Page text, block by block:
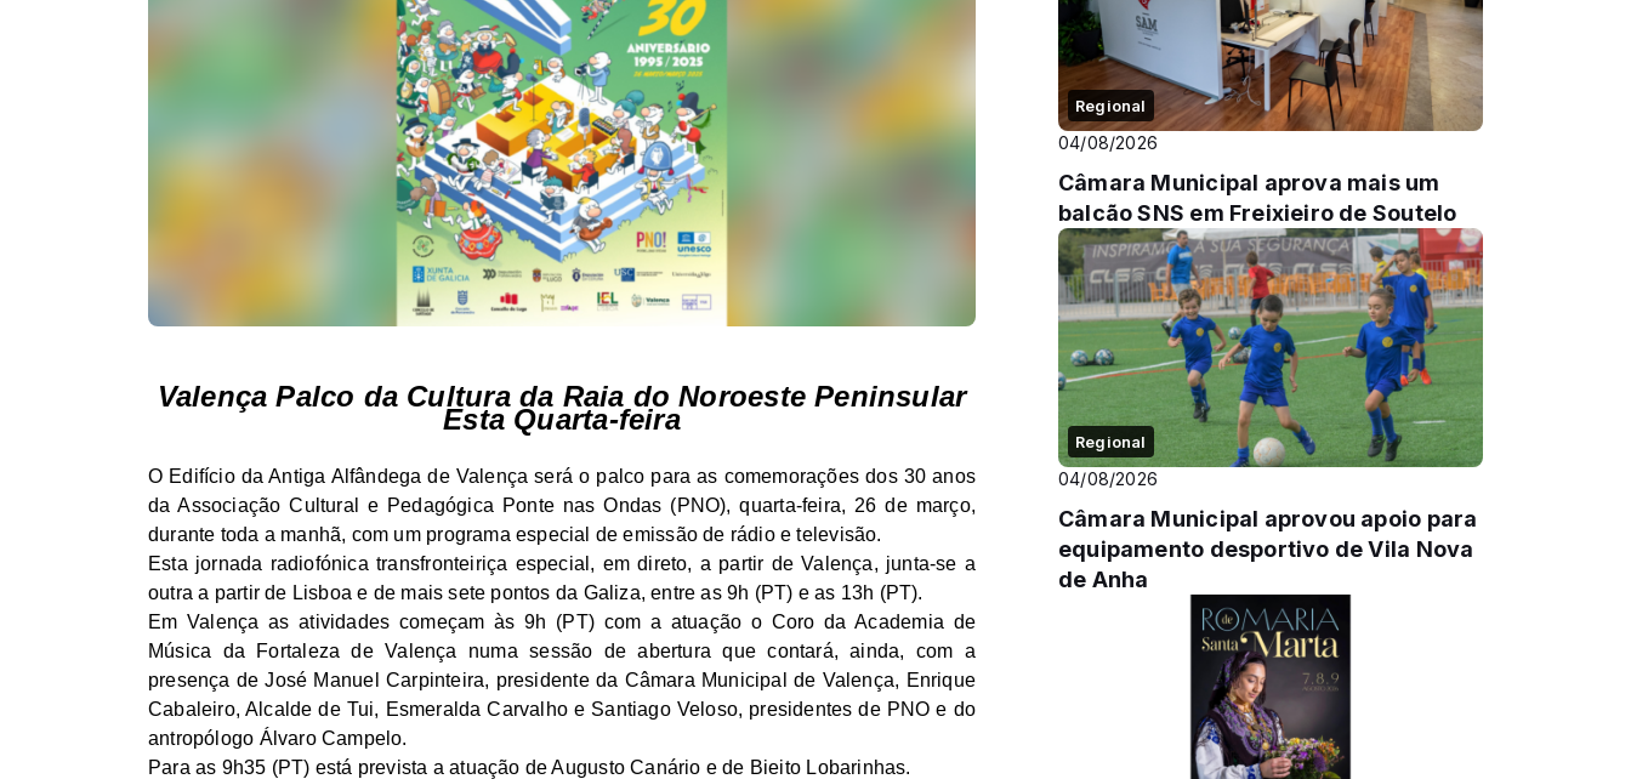
Valença Palco da Cultura da Raia do Noroeste Peninsular
Esta Quarta-feira
O Edifício da Antiga Alfândega de Valença será o palco para as comemorações dos 30 anos
da Associação Cultural e Pedagógica Ponte nas Ondas (PNO), quarta-feira, 26 de março,
durante toda a manhã, com um programa especial de emissão de rádio e televisão.
Esta jornada radiofónica transfronteiriça especial, em direto, a partir de Valença, junta-se a
outra a partir de Lisboa e de mais sete pontos da Galiza, entre as 9h (PT) e as 13h (PT).
Em Valença as atividades começam às 9h (PT) com a atuação o Coro da Academia de
Música da Fortaleza de Valença numa sessão de abertura que contará, ainda, com a
presença de José Manuel Carpinteira, presidente da Câmara Municipal de Valença, Enrique
Cabaleiro, Alcalde de Tui, Esmeralda Carvalho e Santiago Veloso, presidentes de PNO e do
antropólogo Álvaro Campelo.
Para as 9h35 (PT) está prevista a atuação de Augusto Canário e de Bieito Lobarinhas.
Regional
04/08/2026
Câmara Municipal aprova mais um
balcão SNS em Freixieiro de Soutelo
Regional
04/08/2026
Câmara Municipal aprovou apoio para
equipamento desportivo de Vila Nova
de Anha